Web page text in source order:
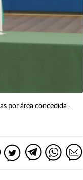
por área concedida -